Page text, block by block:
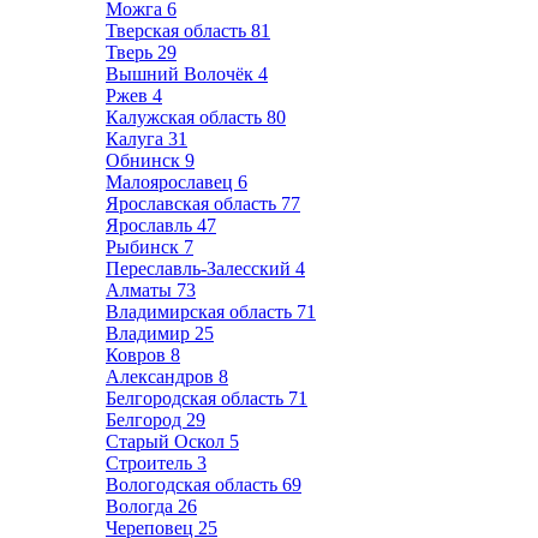
Можга 6
Тверская область 81
Тверь 29
Вышний Волочёк 4
Ржев 4
Калужская область 80
Калуга 31
Обнинск 9
Малоярославец 6
Ярославская область 77
Ярославль 47
Рыбинск 7
Переславль-Залесский 4
Алматы 73
Владимирская область 71
Владимир 25
Ковров 8
Александров 8
Белгородская область 71
Белгород 29
Старый Оскол 5
Строитель 3
Вологодская область 69
Вологда 26
Череповец 25